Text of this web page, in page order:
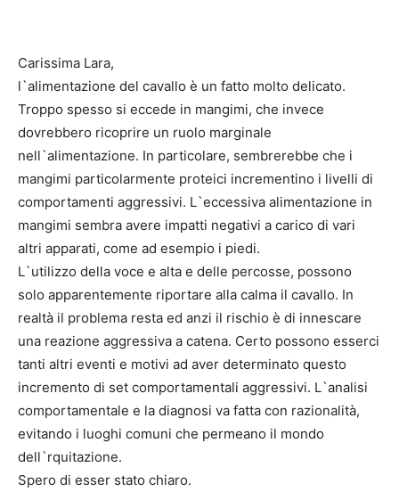
Carissima Lara,
l`alimentazione del cavallo è un fatto molto delicato.
Troppo spesso si eccede in mangimi, che invece
dovrebbero ricoprire un ruolo marginale
nell`alimentazione. In particolare, sembrerebbe che i
mangimi particolarmente proteici incrementino i livelli di
comportamenti aggressivi. L`eccessiva alimentazione in
mangimi sembra avere impatti negativi a carico di vari
altri apparati, come ad esempio i piedi.
L`utilizzo della voce e alta e delle percosse, possono
solo apparentemente riportare alla calma il cavallo. In
realtà il problema resta ed anzi il rischio è di innescare
una reazione aggressiva a catena. Certo possono esserci
tanti altri eventi e motivi ad aver determinato questo
incremento di set comportamentali aggressivi. L`analisi
comportamentale e la diagnosi va fatta con razionalità,
evitando i luoghi comuni che permeano il mondo
dell`rquitazione.
Spero di esser stato chiaro.